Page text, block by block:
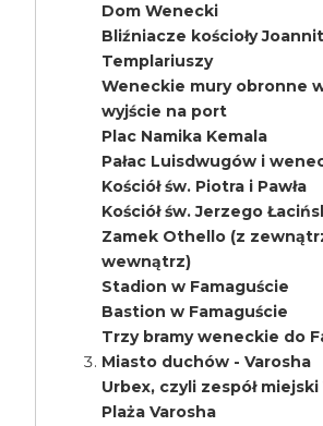
Dom Wenecki
Bliźniacze kościoły
Templariuszy
Weneckie mury obronne
wyjście na port
Plac Namika Kemala
Pałac Luisdwugów i
Kościół św. Piotra i Pawła
Kościół św. Jerzego
Zamek Othello (z
wewnątrz)
Stadion w Famaguście
Bastion w Famaguście
Trzy bramy weneckie do
Miasto duchów - Varosha
Urbex, czyli zespół miejski
Plaża Varosha